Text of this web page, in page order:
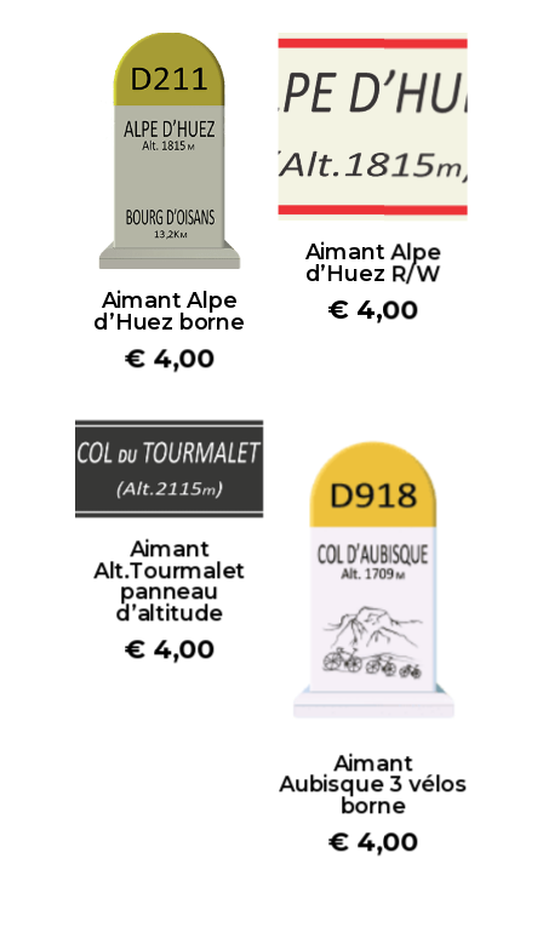
Aimant Alpe
d’Huez borne
€ 4,00
Aimant Alpe
d’Huez R/W
€ 4,00
Aimant
Alt.Tourmalet
panneau
d’altitude
€ 4,00
Aimant
Aubisque 3 vélos
borne
€ 4,00